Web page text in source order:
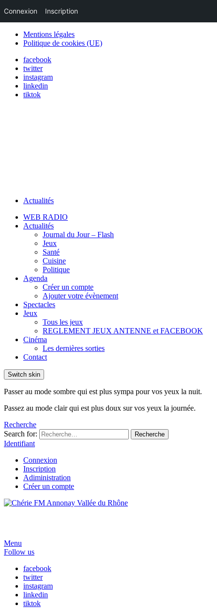
Mentions légales
Politique de cookies (UE)
facebook
twitter
instagram
linkedin
tiktok
Actualités
WEB RADIO
Actualités
Journal du Jour – Flash
Jeux
Santé
Cuisine
Politique
Agenda
Créer un compte
Ajouter votre évènement
Spectacles
Jeux
Tous les jeux
REGLEMENT JEUX ANTENNE et FACEBOOK
Cinéma
Les dernières sorties
Contact
Switch skin
Passer au mode sombre qui est plus sympa pour vos yeux la nuit.
Passez au mode clair qui est plus doux sur vos yeux la journée.
Recherche
Search for:
Recherche
Identifiant
Connexion
Inscription
Adiministration
Créer un compte
Menu
Follow us
facebook
twitter
instagram
linkedin
tiktok
Connexion Inscription